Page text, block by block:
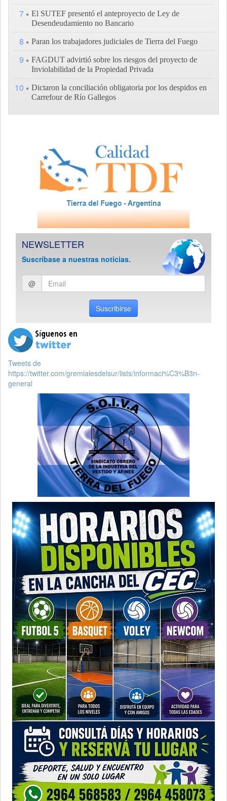
7
El SUTEF presentó el anteproyecto de Ley de
Desendeudamiento no Bancario
8 Paran los trabajadores judiciales de Tierra del Fuego
9
FAGDUT advirtió sobre los riesgos del proyecto de
Inviolabilidad de la Propiedad Privada
10
Dictaron la conciliación obligatoria por los despidos en
Carrefour de Río Gallegos
NEWSLETTER
Suscríbase a nuestras noticias.
Ingresar
email
@
Suscribirse
Tweets de
https://twitter.com/gremialesdelsur/lists/informaci%C3%B3n-
general